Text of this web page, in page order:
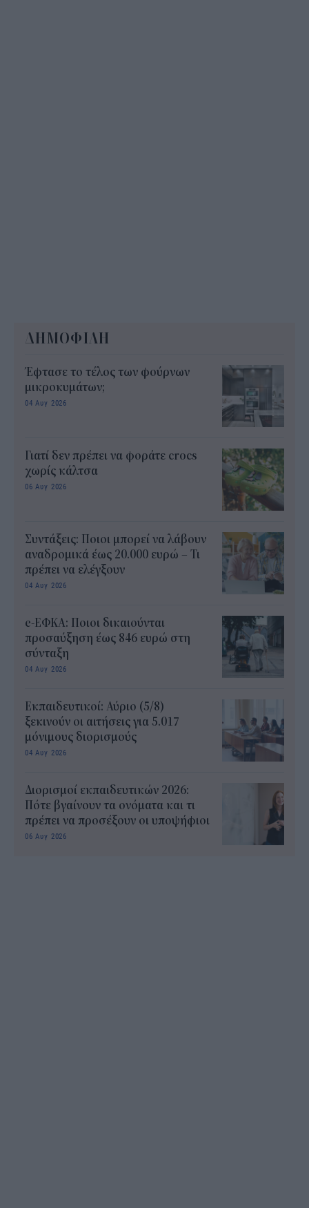
ΔΗΜΟΦΙΛΗ
Έφτασε το τέλος των φούρνων
μικροκυμάτων;
04 Αυγ 2026
Γιατί δεν πρέπει να φοράτε crocs
χωρίς κάλτσα
06 Αυγ 2026
Συντάξεις: Ποιοι μπορεί να λάβουν
αναδρομικά έως 20.000 ευρώ – Τι
πρέπει να ελέγξουν
04 Αυγ 2026
e-ΕΦΚΑ: Ποιοι δικαιούνται
προσαύξηση έως 846 ευρώ στη
σύνταξη
04 Αυγ 2026
Εκπαιδευτικοί: Αύριο (5/8)
ξεκινούν οι αιτήσεις για 5.017
μόνιμους διορισμούς
04 Αυγ 2026
Διορισμοί εκπαιδευτικών 2026:
Πότε βγαίνουν τα ονόματα και τι
πρέπει να προσέξουν οι υποψήφιοι
06 Αυγ 2026